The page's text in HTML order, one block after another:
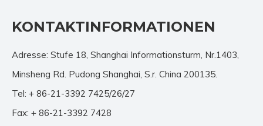
KONTAKTINFORMATIONEN
Adresse: Stufe 18, Shanghai Informationsturm, Nr.1403,
Minsheng Rd. Pudong Shanghai, S.r. China 200135.
Tel: + 86-21-3392 7425/26/27
Fax: + 86-21-3392 7428